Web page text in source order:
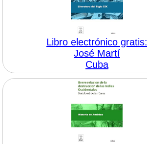
Libro electrónico gratis:
José Martí
Cuba